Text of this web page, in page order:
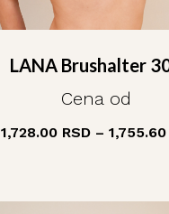
LANA Brushalter
Cena od
1,728.00 RSD– 1,755.60